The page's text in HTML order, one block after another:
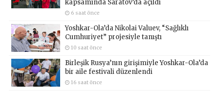
kapsamında Saratov’da açıldı
6 saat önce
Yoshkar-Ola’da Nikolai Valuev, “Sağlıklı
Cumhuriyet” projesiyle tanıştı
10 saat önce
Birleşik Rusya’nın girişimiyle Yoshkar-Ola’da
bir aile festivali düzenlendi
16 saat önce